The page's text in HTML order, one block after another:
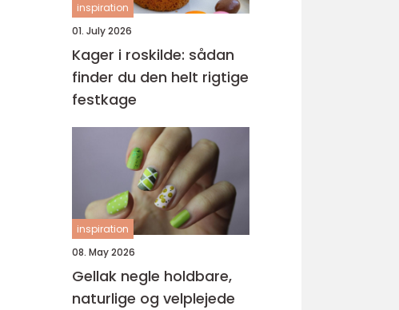
inspiration
01. July 2026
Kager i roskilde: sådan
finder du den helt rigtige
festkage
inspiration
08. May 2026
Gellak negle holdbare,
naturlige og velplejede